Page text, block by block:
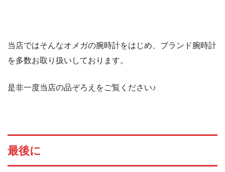
当店ではそんなオメガの腕時計をはじめ、ブランド腕時計
を多数お取り扱いしております。
是非一度当店の品ぞろえをご覧ください♪
最後に